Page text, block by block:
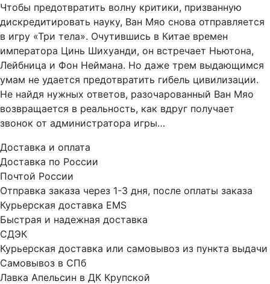
Чтобы предотвратить волну критики, призванную
дискредитировать науку, Ван Мяо снова отправляется
в игру «Три тела». Очутившись в Китае времен
императора Цинь Шихуанди, он встречает Ньютона,
Лейбница и Фон Неймана. Но даже трем выдающимся
умам не удается предотвратить гибель цивилизации.
Не найдя нужных ответов, разочарованный Ван Мяо
возвращается в реальность, как вдруг получает
звонок от администратора игры…
Доставка и оплата
Доставка по России
Почтой России
Отправка заказа через 1-3 дня, после оплаты заказа
Курьерская доставка EMS
Быстрая и надежная доставка
СДЭК
Курьерская доставка или самовывоз из пункта выдачи
Самовывоз в СПб
Лавка Апельсин в ДК Крупской